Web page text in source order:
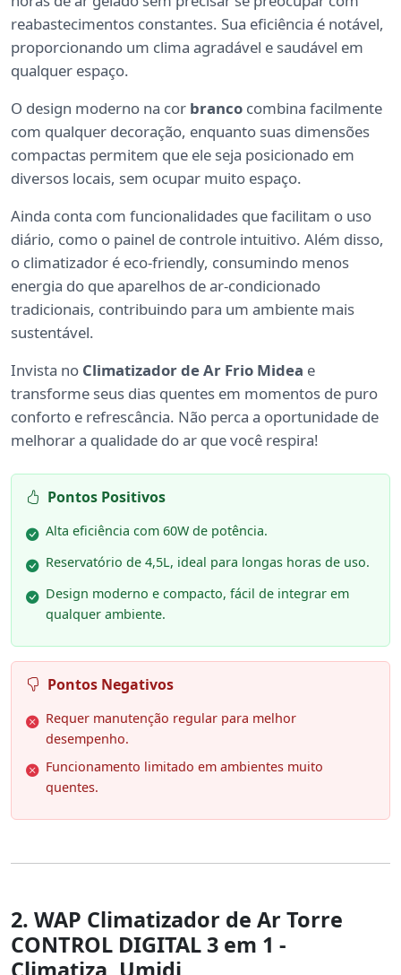
reabastecimentos constantes. Sua eficiência é notável,
proporcionando um clima agradável e saudável em
qualquer espaço.
O design moderno na cor branco combina facilmente
com qualquer decoração, enquanto suas dimensões
compactas permitem que ele seja posicionado em
diversos locais, sem ocupar muito espaço.
Ainda conta com funcionalidades que facilitam o uso
diário, como o painel de controle intuitivo. Além disso,
o climatizador é eco-friendly, consumindo menos
energia do que aparelhos de ar-condicionado
tradicionais, contribuindo para um ambiente mais
sustentável.
Invista no Climatizador de Ar Frio Midea e
transforme seus dias quentes em momentos de puro
conforto e refrescância. Não perca a oportunidade de
melhorar a qualidade do ar que você respira!
Pontos Positivos
Alta eficiência com 60W de potência.
Reservatório de 4,5L, ideal para longas horas de uso.
Design moderno e compacto, fácil de integrar em
qualquer ambiente.
Pontos Negativos
Requer manutenção regular para melhor
desempenho.
Funcionamento limitado em ambientes muito
quentes.
2. WAP Climatizador de Ar Torre
CONTROL DIGITAL 3 em 1 -